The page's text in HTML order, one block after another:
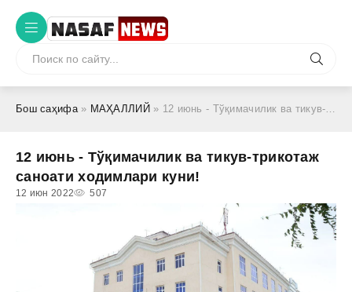
Бош саҳифа» МАҲАЛЛИЙ » 12 июнь - Тўқимачилик ва тикув-трикотаж саноати ходимлари куни!
12 июнь - Тўқимачилик ва тикув-трикотаж
саноати ходимлари куни!
12 июн 2022 507